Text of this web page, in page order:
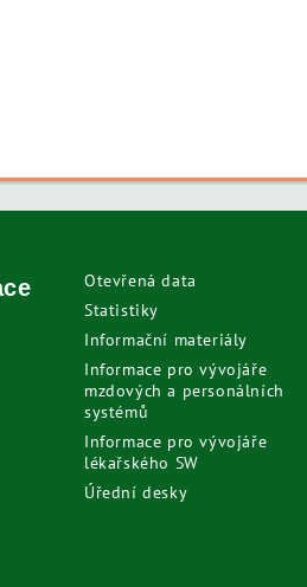
Otevřená data
Statistiky
Informační materiály
Informace pro vývojáře
mzdových a personálních
systémů
Informace pro vývojáře
lékařského SW
Úřední desky